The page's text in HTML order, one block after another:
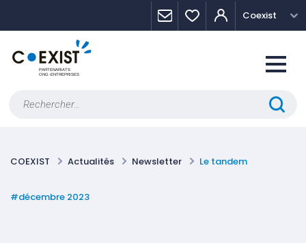
Coexist
COEXIST Actualités Newsletter Le tandem
#décembre 2023